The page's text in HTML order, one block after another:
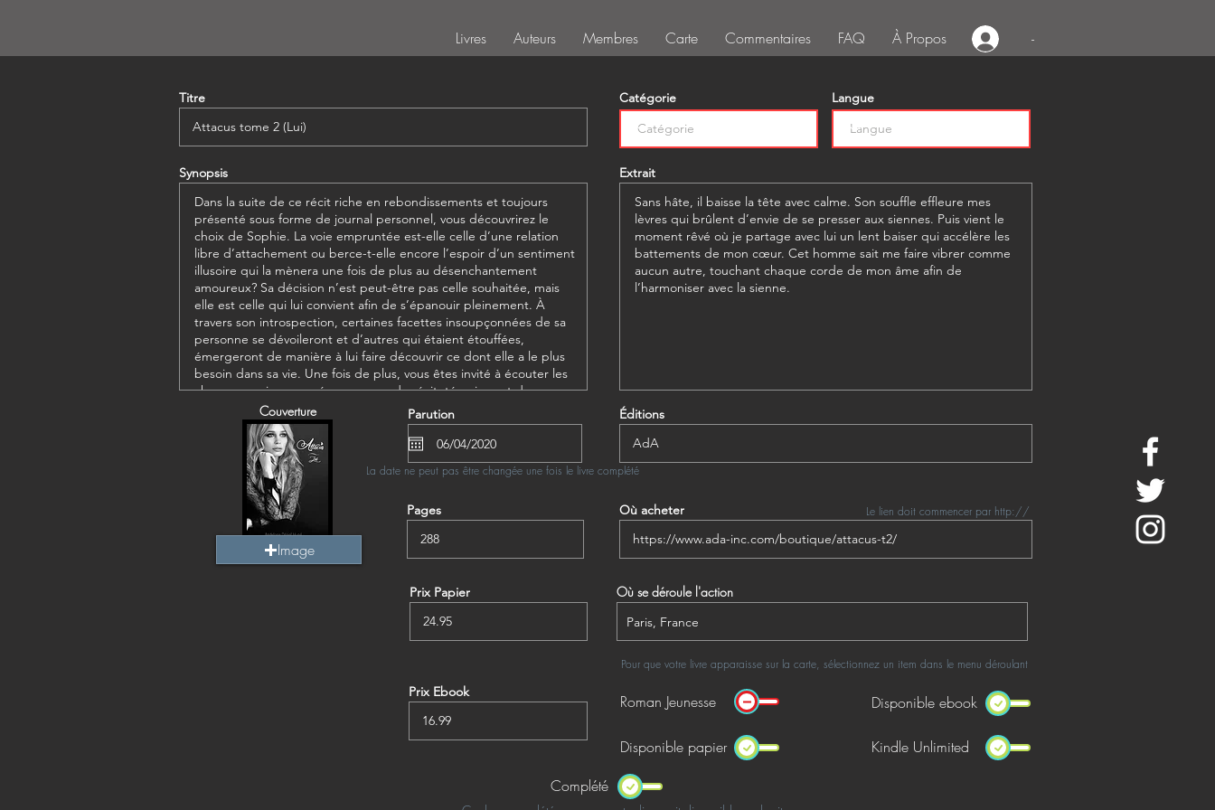
Livres Auteurs Membres Carte Commentaires FAQ À Propos -
Titre Catégorie Langue
Synopsis Extrait
Éditions
Pages
Parution
La date ne peut pas être changée une fois le livre complété
Couverture
Image
Le lien doit commencer par http://
Où acheter
Prix Papier Où se déroule l'action
Pour que votre livre apparaisse sur la carte, sélectionnez un item dans le menu déroulant
Prix Ebook Roman Jeunesse
Disponible papier
Disponible ebook
Kindle Unlimited
Complété